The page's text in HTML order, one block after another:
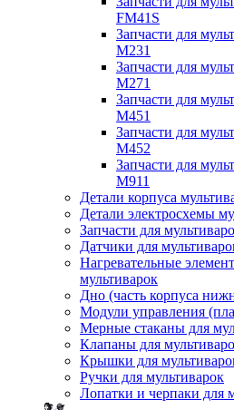
FM41S
Запчасти для
M231
Запчасти для
M271
Запчасти для
M451
Запчасти для
M452
Запчасти для
M911
Детали корпуса
Детали электросхемы
Запчасти для
Датчики для
Нагревательные
мультиварок
Дно (часть корпуса
Модули управления
Мерные стаканы для
Клапаны для
Крышки для
Ручки для мультиварок
Лопатки и черпаки для